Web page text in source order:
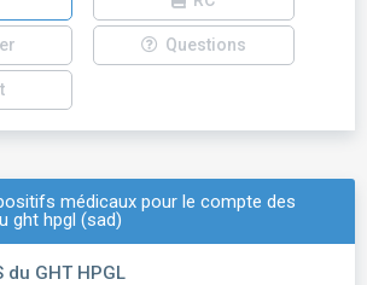
Questions
médicaux pour le compte des
ght hpgl (sad)
du GHT HPGL